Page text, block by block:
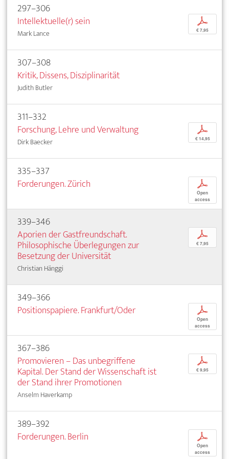
297–306
Intellektuelle(r) sein
Mark Lance
p
€ 7,95
307–308
Kritik, Dissens, Disziplinarität
Judith Butler
311–332
Forschung, Lehre und Verwaltung
Dirk Baecker
p
€ 14,95
335–337
Forderungen. Zürich
p
Open
access
339–346
Aporien der Gastfreundschaft.
Philosophische Überlegungen zur
Besetzung der Universität
Christian Hänggi
p
€ 7,95
349–366
Positionspapiere. Frankfurt/Oder
p
Open
access
367–386
Promovieren – Das unbegriffene
Kapital. Der Stand der Wissenschaft ist
der Stand ihrer Promotionen
Anselm Haverkamp
p
€ 9,95
389–392
Forderungen. Berlin
p
Open
access